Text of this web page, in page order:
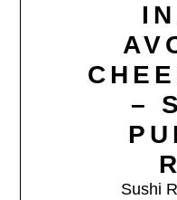
–
Sushi